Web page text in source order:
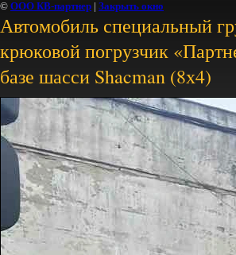
© ООО КВ-партнер | Закрыть окно
Автомобиль специальный
крюковой погрузчик
базе шасси Shacman (8х4)